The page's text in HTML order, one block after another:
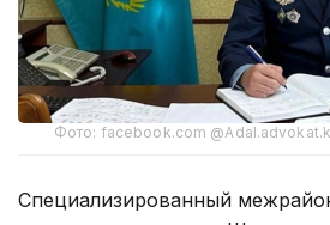
Фото: facebook.com
Специализированный